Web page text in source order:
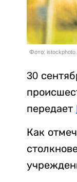
Фото:
30
передает
Как